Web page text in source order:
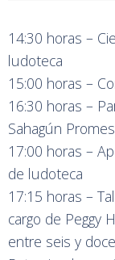
14:30 horas –
ludoteca
15:00 horas –
16:30 horas –
Sahagún
17:00 horas –
de ludoteca
17:15 horas –
cargo de Peggy
entre seis y